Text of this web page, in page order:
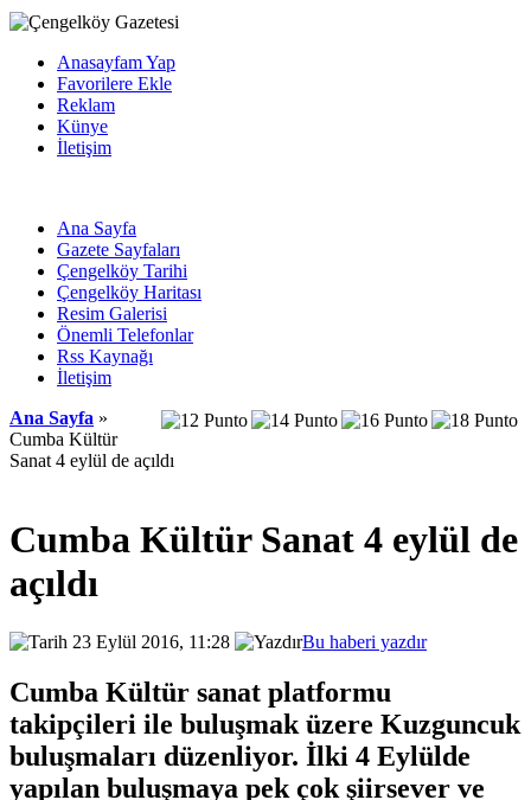
Anasayfam Yap
Favorilere Ekle
Reklam
Künye
İletişim
Ana Sayfa
Gazete Sayfaları
Çengelköy Tarihi
Çengelköy Haritası
Resim Galerisi
Önemli Telefonlar
Rss Kaynağı
İletişim
Ana Sayfa »
Cumba Kültür
Sanat 4 eylül de açıldı
Cumba Kültür Sanat 4 eylül de
açıldı
23 Eylül 2016, 11:28 Bu haberi yazdır
Cumba Kültür sanat platformu
takipçileri ile buluşmak üzere Kuzguncuk
buluşmaları düzenliyor. İlki 4 Eylülde
yapılan buluşmaya pek çok şiirsever ve